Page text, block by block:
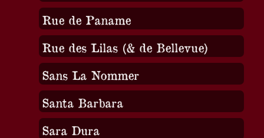
Rue de Paname
Rue des Lilas (& de Bellevue)
Sans La Nommer
Santa Barbara
Sara Dura